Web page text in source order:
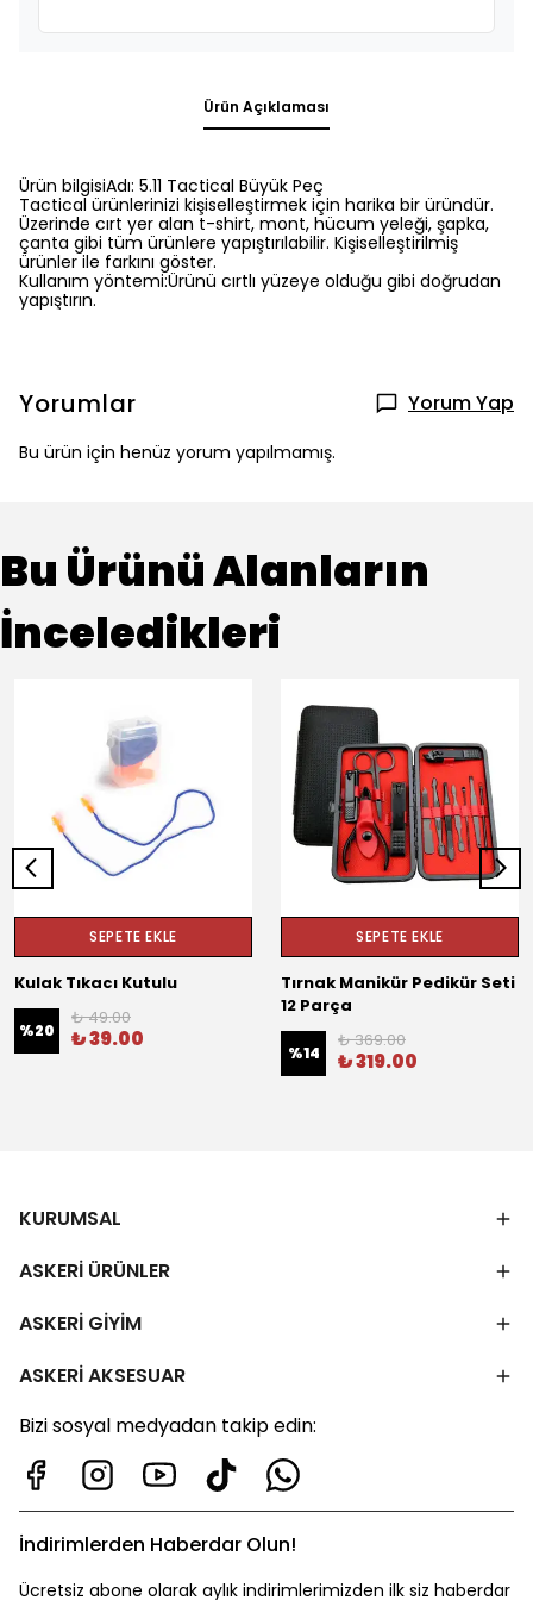
Ürün Açıklaması
Ürün bilgisiAdı: 5.11 Tactical Büyük Peç
Tactical ürünlerinizi kişiselleştirmek için harika bir üründür.
Üzerinde cırt yer alan t-shirt, mont, hücum yeleği, şapka,
çanta gibi tüm ürünlere yapıştırılabilir. Kişiselleştirilmiş
ürünler ile farkını göster.
Kullanım yöntemi:Ürünü cırtlı yüzeye olduğu gibi doğrudan
yapıştırın.
Yorumlar Yorum Yap
Bu ürün için henüz yorum yapılmamış.
Bu Ürünü Alanların
İnceledikleri
SEPETE EKLE
Kulak Tıkacı Kutulu
%20
₺ 49.00
₺ 39.00
SEPETE EKLE
Tırnak Manikür Pedikür Seti
12 Parça
%14
₺ 369.00
₺ 319.00
KURUMSAL
ASKERİ ÜRÜNLER
ASKERİ GİYİM
ASKERİ AKSESUAR
Bizi sosyal medyadan takip edin:
İndirimlerden Haberdar Olun!
Ücretsiz abone olarak aylık indirimlerimizden ilk siz haberdar